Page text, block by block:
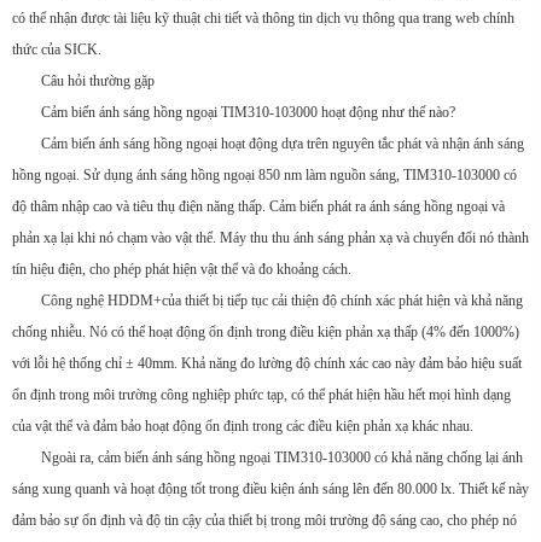
có thể nhận được tài liệu kỹ thuật chi tiết và thông tin dịch vụ thông qua trang web chính
thức của SICK.
Câu hỏi thường gặp
Cảm biến ánh sáng hồng ngoại TIM310-103000 hoạt động như thế nào?
Cảm biến ánh sáng hồng ngoại hoạt động dựa trên nguyên tắc phát và nhận ánh sáng
hồng ngoại. Sử dụng ánh sáng hồng ngoại 850 nm làm nguồn sáng, TIM310-103000 có
độ thâm nhập cao và tiêu thụ điện năng thấp. Cảm biến phát ra ánh sáng hồng ngoại và
phản xạ lại khi nó chạm vào vật thể. Máy thu thu ánh sáng phản xạ và chuyển đổi nó thành
tín hiệu điện, cho phép phát hiện vật thể và đo khoảng cách.
Công nghệ HDDM+của thiết bị tiếp tục cải thiện độ chính xác phát hiện và khả năng
chống nhiễu. Nó có thể hoạt động ổn định trong điều kiện phản xạ thấp (4% đến 1000%)
với lỗi hệ thống chỉ ± 40mm. Khả năng đo lường độ chính xác cao này đảm bảo hiệu suất
ổn định trong môi trường công nghiệp phức tạp, có thể phát hiện hầu hết mọi hình dạng
của vật thể và đảm bảo hoạt động ổn định trong các điều kiện phản xạ khác nhau.
Ngoài ra, cảm biến ánh sáng hồng ngoại TIM310-103000 có khả năng chống lại ánh
sáng xung quanh và hoạt động tốt trong điều kiện ánh sáng lên đến 80.000 lx. Thiết kế này
đảm bảo sự ổn định và độ tin cậy của thiết bị trong môi trường độ sáng cao, cho phép nó